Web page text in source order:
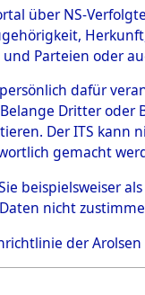
0043
über NS-
Parteien oder
dafür
Dritter
Der ITS
gemacht
beispielsweiser
nicht
der Arolsen